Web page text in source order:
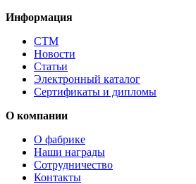
Информация
СТМ
Новости
Статьи
Электронный каталог
Сертификаты и дипломы
О компании
О фабрике
Наши награды
Сотрудничество
Контакты